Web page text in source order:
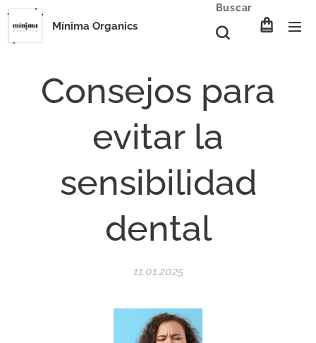
Mínima Organics
Buscar
Consejos para
evitar la
sensibilidad
dental
11.01.2025